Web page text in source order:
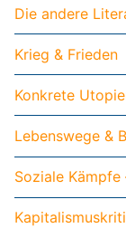
Die andere
Krieg & Frieden
Konkrete
Lebenswege &
Soziale